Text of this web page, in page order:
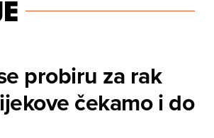
probiru za rak
čekamo i do